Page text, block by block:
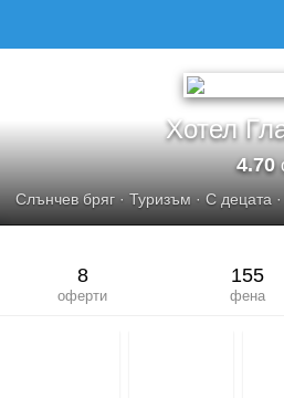
Хотел
4.70
Слънчев бряг · Туризъм · С децата ·
8
оферти
155
фена